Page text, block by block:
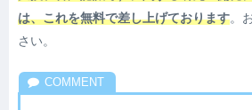
は、これを無料で差し上げております。
さい。